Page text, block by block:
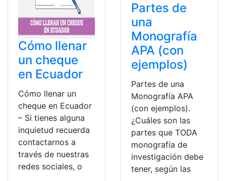
Cómo llenar
un cheque
en Ecuador
Cómo llenar un
cheque en Ecuador
– Si tienes alguna
inquietud recuerda
contactarnos a
través de nuestras
redes sociales, o
Partes de
una
Monografía
APA (con
ejemplos)
Partes de una
Monografía APA
(con ejemplos).
¿Cuáles son las
partes que TODA
monografía de
investigación debe
tener, según las